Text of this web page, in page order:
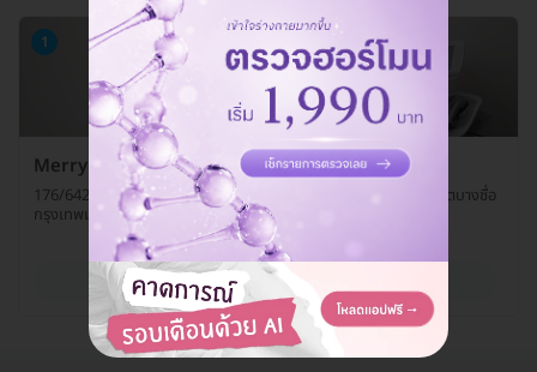
1
Merry Clinic สาขาบางซื่อ
176/642 เดอะทรีอินเตอร์เชนจ์ ถ. ประชาราษฎร์ สาย 2 แขวงบางซื่อ เขตบางซื่อ
กรุงเทพมหานคร 10800
ดูรายละเอียด